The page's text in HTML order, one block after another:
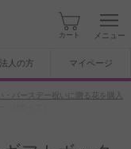
カート メニュー
法人の方 マイページ
・バースデー祝いに贈る花を購入